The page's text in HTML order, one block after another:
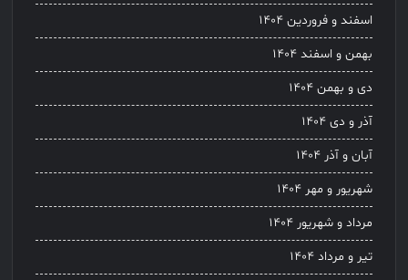
اسفند و فروردین ۱۴۰۴
بهمن و اسفند ۱۴۰۴
دی و بهمن ۱۴۰۴
آذر و دی ۱۴۰۴
آبان و آذر ۱۴۰۴
شهریور و مهر ۱۴۰۴
مرداد و شهریور ۱۴۰۴
تیر و مرداد ۱۴۰۴